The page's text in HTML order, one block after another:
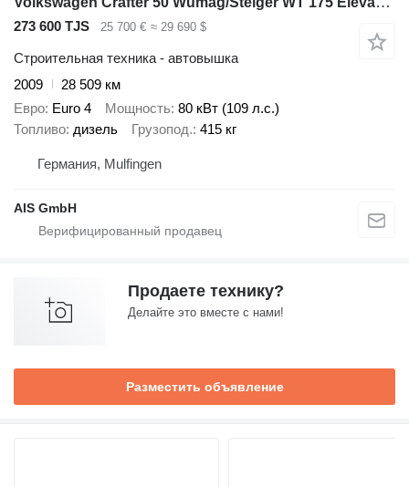
273 600 TJS 25 700 € ≈ 29 690 $
Строительная техника - автовышка
2009
28 509 км
Евро Euro 4 Мощность 80 кВт (109 л.с.)
Топливо дизель Грузопод. 415 кг
Германия, Mulfingen
AIS GmbH
Продаете технику?
Делайте это вместе с нами!
Разместить объявление